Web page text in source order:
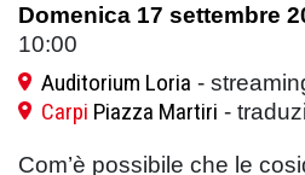
Domenica 17 settembre
10:00
Auditorium Loria -
Carpi Piazza Martiri -
Com’è possibile che le